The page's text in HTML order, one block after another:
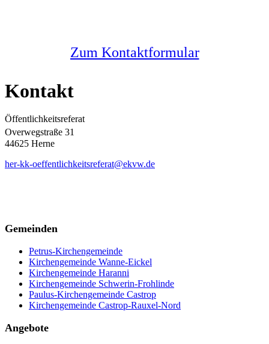
Zum Kontaktformular
Kontakt
Öffentlichkeitsreferat
Overwegstraße 31
44625 Herne
her-kk-oeffentlichkeitsreferat@ekvw.de
Gemeinden
Petrus-Kirchengemeinde
Kirchengemeinde Wanne-Eickel
Kirchengemeinde Haranni
Kirchengemeinde Schwerin-Frohlinde
Paulus-Kirchengemeinde Castrop
Kirchengemeinde Castrop-Rauxel-Nord
Angebote